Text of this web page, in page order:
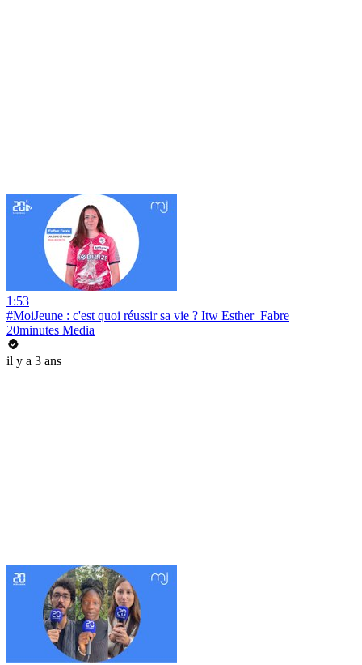
1:53
#MoiJeune : c'est quoi réussir sa vie ? Itw Esther_Fabre
20minutes Media
il y a 3 ans